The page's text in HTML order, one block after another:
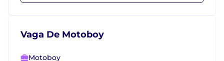
Vaga De Motoboy
Motoboy